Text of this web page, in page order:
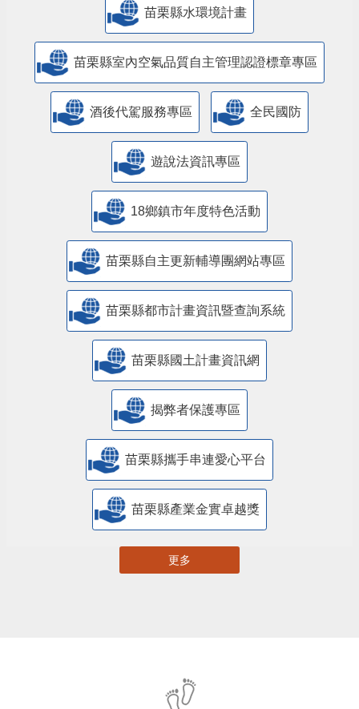
苗栗縣水環境計畫
苗栗縣室內空氣品質自主管理認證標章專區
酒後代駕服務專區 全民國防
遊說法資訊專區
18鄉鎮市年度特色活動
苗栗縣自主更新輔導團網站專區
苗栗縣都市計畫資訊暨查詢系統
苗栗縣國土計畫資訊網
揭弊者保護專區
苗栗縣攜手串連愛心平台
苗栗縣產業金實卓越獎
更多